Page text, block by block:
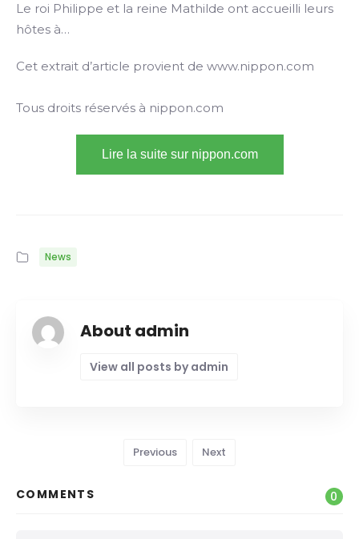
Le roi Philippe et la reine Mathilde ont accueilli leurs
hôtes à…
Cet extrait d’article provient de www.nippon.com
Tous droits réservés à nippon.com
Lire la suite sur nippon.com
News
About admin
View all posts by admin
Previous Next
COMMENTS 0